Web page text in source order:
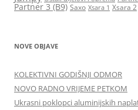
Partner 3 (B9) Saxo Xsara 1 Xsara 2
NOVE OBJAVE
KOLEKTIVNI GODIŠNJI ODMOR
NOVO RADNO VRIJEME PETKOM
Ukrasni poklopci aluminijskih